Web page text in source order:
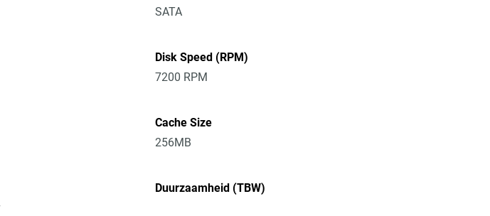
SATA
Disk Speed (RPM)
7200 RPM
Cache Size
256MB
Duurzaamheid (TBW)